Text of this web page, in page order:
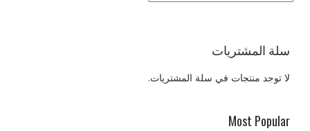
سلة المشتريات
لا توجد منتجات في سلة المشتريات.
Most Popular